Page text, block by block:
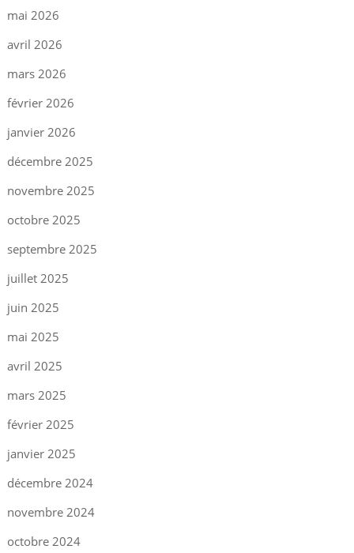
mai 2026
avril 2026
mars 2026
février 2026
janvier 2026
décembre 2025
novembre 2025
octobre 2025
septembre 2025
juillet 2025
juin 2025
mai 2025
avril 2025
mars 2025
février 2025
janvier 2025
décembre 2024
novembre 2024
octobre 2024